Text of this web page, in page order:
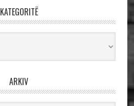
KATEGORITË
ARKIV